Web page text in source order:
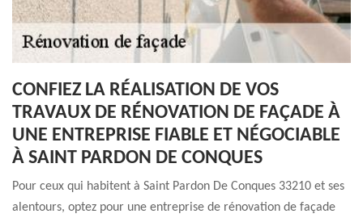
CONFIEZ LA RÉALISATION DE VOS
TRAVAUX DE RÉNOVATION DE FAÇADE À
UNE ENTREPRISE FIABLE ET NÉGOCIABLE
À SAINT PARDON DE CONQUES
Pour ceux qui habitent à Saint Pardon De Conques 33210 et ses
alentours, optez pour une entreprise de rénovation de façade